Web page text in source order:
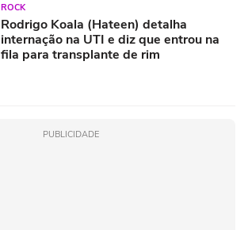
ROCK
Rodrigo Koala (Hateen) detalha
internação na UTI e diz que entrou na
fila para transplante de rim
PUBLICIDADE